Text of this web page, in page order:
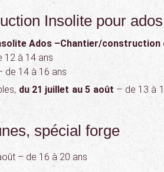
Insolite pour ados
Ados –Chantier/construction
12 à 14 ans
de 14 à 16 ans
du 21 juillet au 5 août – de 13 à
spécial forge
– de 16 à 20 ans